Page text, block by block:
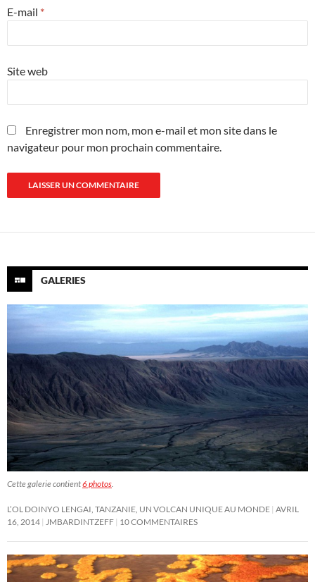
E-mail *
Site web
Enregistrer mon nom, mon e-mail et mon site dans le
navigateur pour mon prochain commentaire.
GALERIES
Cette galerie contient6 photos
L’OL DOINYO LENGAI, TANZANIE, UN VOLCAN UNIQUE AU MONDE AVRIL
16, 2014
JMBARDINTZEFF 10 COMMENTAIRES